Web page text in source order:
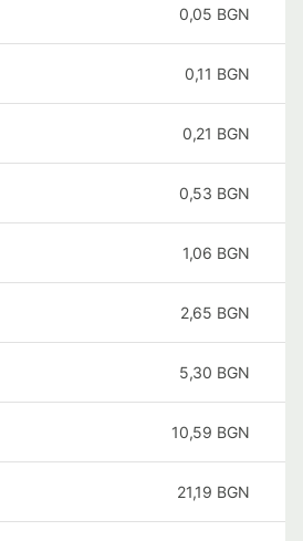
0,05 BGN
0,11 BGN
0,21 BGN
0,53 BGN
1,06 BGN
2,65 BGN
5,30 BGN
10,59 BGN
21,19 BGN